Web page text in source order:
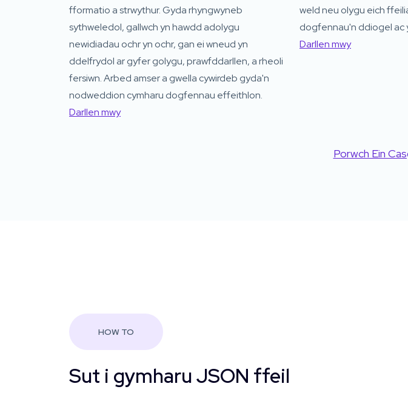
fformatio a strwythur. Gyda rhyngwyneb
sythweledol, gallwch yn hawdd adolygu
newidiadau ochr yn ochr, gan ei wneud yn
ddelfrydol ar gyfer golygu, prawfddarllen, a rheoli
fersiwn. Arbed amser a gwella cywirdeb gyda'n
nodweddion cymharu dogfennau effeithlon.
Darllen mwy
weld neu olygu eich
dogfennau'n ddiogel ac
Darllen mwy
Porwch Ein
HOW TO
Sut i gymharu JSON ffeil